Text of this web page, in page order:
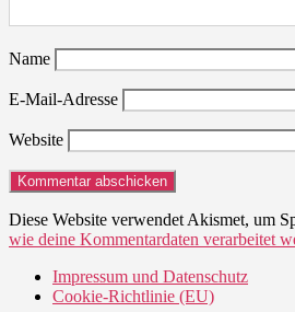
Name
E-Mail-Adresse
Website
Diese Website verwendet Akismet, um
wie deine Kommentardaten verarbeitet
Impressum und Datenschutz
Cookie-Richtlinie (EU)